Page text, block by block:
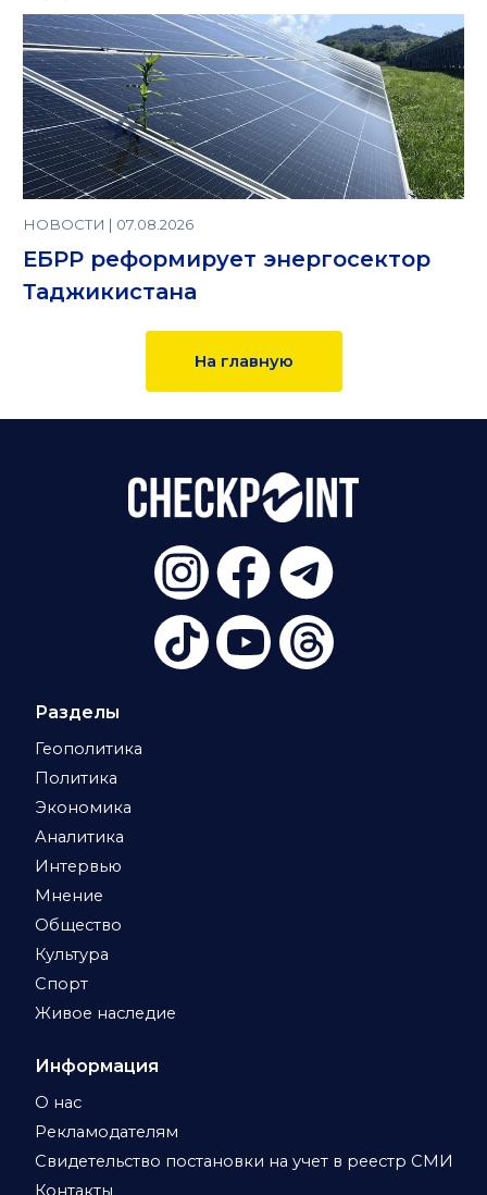
НОВОСТИ | 07.08.2026
ЕБРР реформирует энергосектор
Таджикистана
На главную
Разделы
Геополитика
Политика
Экономика
Аналитика
Интервью
Мнение
Общество
Культура
Спорт
Живое наследие
Информация
О нас
Рекламодателям
Свидетельство постановки на учет в реестр СМИ
Контакты